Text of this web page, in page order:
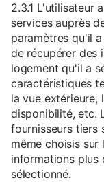
2.3.1 L'utilisateur
services auprès
paramètres qu'il
de récupérer des
logement qu'il a
caractéristiques
la vue extérieure,
disponibilité, etc.
fournisseurs tiers
même choisis
informations plus
sélectionné.